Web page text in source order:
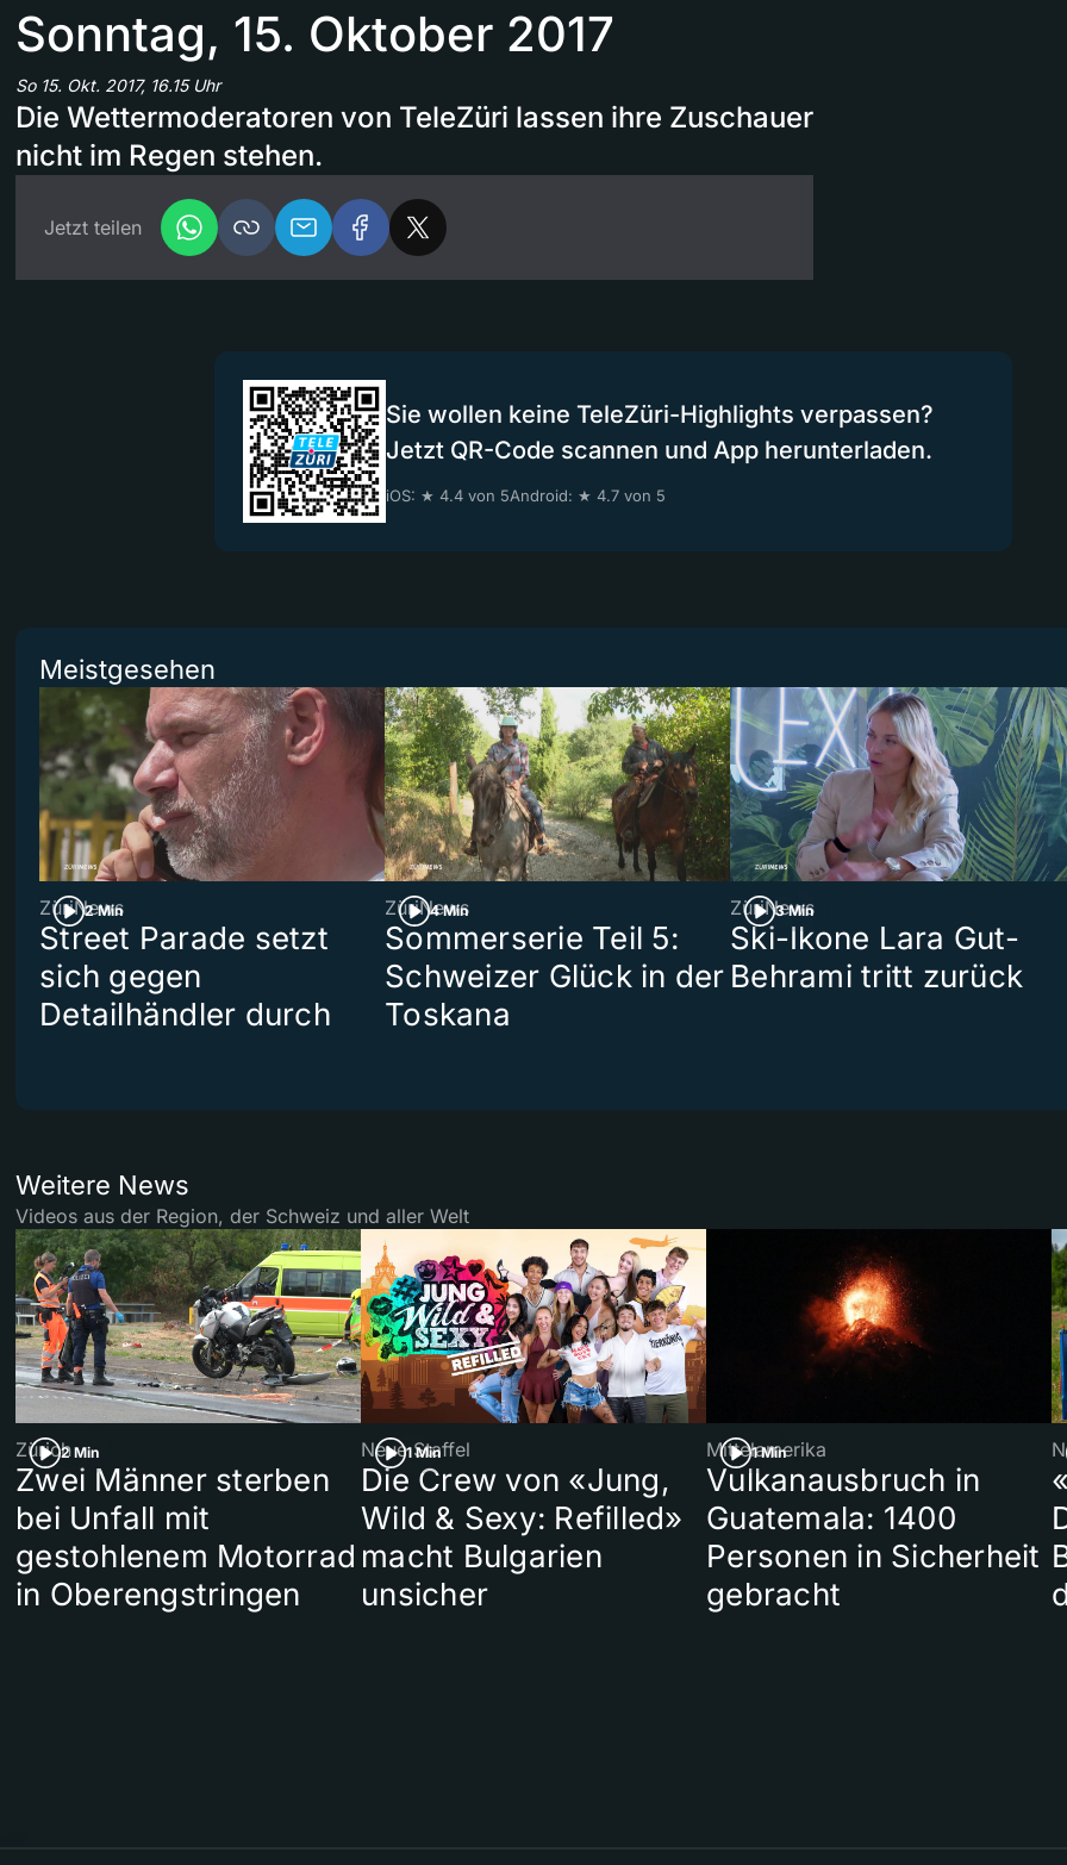
Sonntag, 15. Oktober 2017
So 15. Okt. 2017, 16.15 Uhr
Die Wettermoderatoren von TeleZüri lassen ihre Zuschauer
nicht im Regen stehen.
Jetzt teilen
Sie wollen keine TeleZüri-Highlights verpassen?
Jetzt QR-Code scannen und App herunterladen.
iOS: ★ 4.4 von 5Android: ★ 4.7 von 5
Meistgesehen
2 Min
ZüriNews
Street Parade setzt
sich gegen
Detailhändler durch
4 Min
ZüriNews
Sommerserie Teil 5:
Schweizer Glück in der
Toskana
3 Min
ZüriNews
Ski-Ikone Lara Gut-
Behrami tritt zurück
Weitere News
Videos aus der Region, der Schweiz und aller Welt
2 Min
Zürich
Zwei Männer sterben
bei Unfall mit
gestohlenem Motorrad
in Oberengstringen
1 Min
Neue Staffel
Die Crew von «Jung,
Wild & Sexy: Refilled»
macht Bulgarien
unsicher
1 Min
Mittelamerika
Vulkanausbruch in
Guatemala: 1400
Personen in Sicherheit
gebracht